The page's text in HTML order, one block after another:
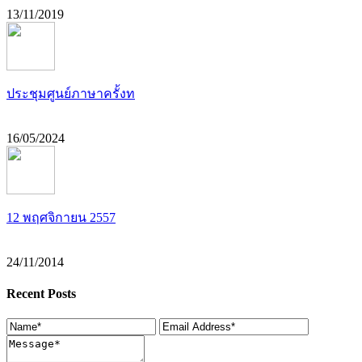
13/11/2019
ประชุมศูนย์ภาษาครั้งท
16/05/2024
12 พฤศจิกายน 2557
24/11/2014
Recent Posts